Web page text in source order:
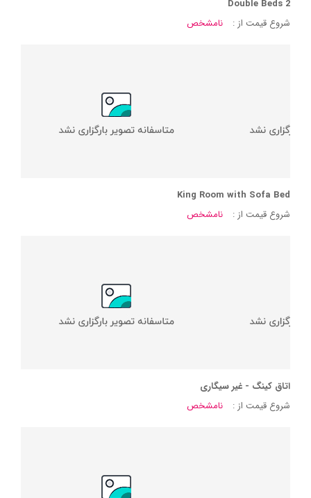
2 Double Beds
شروع قیمت از :
نامشخص
King Room with Sofa Bed
شروع قیمت از :
نامشخص
اتاق کینگ - غیر سیگاری
شروع قیمت از :
نامشخص